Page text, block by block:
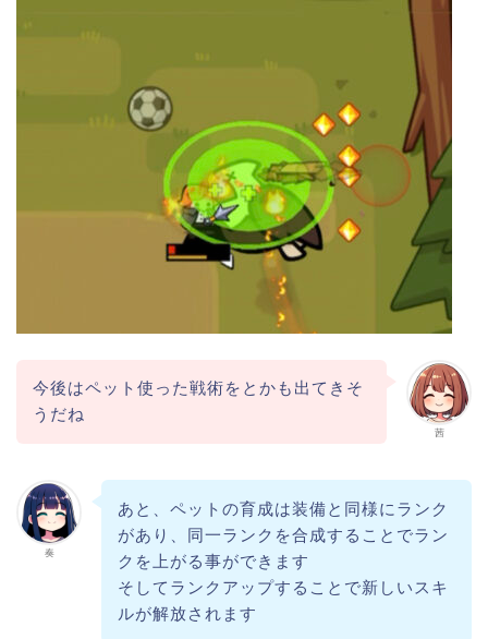
茜
今後はペット使った戦術をとかも出てきそ
うだね
奏
あと、ペットの育成は装備と同様にランク
があり、同一ランクを合成することでラン
クを上がる事ができます
そしてランクアップすることで新しいスキ
ルが解放されます